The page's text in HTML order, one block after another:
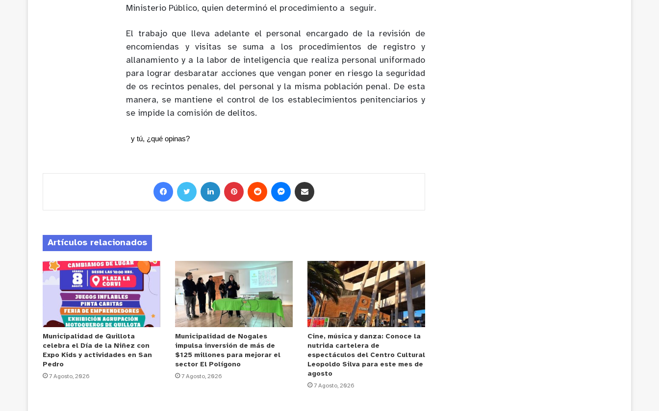
Ministerio Público, quien determinó el procedimiento a seguir.
El trabajo que lleva adelante el personal encargado de la revisión de
encomiendas y visitas se suma a los procedimientos de registro y
allanamiento y a la labor de inteligencia que realiza personal uniformado
para lograr desbaratar acciones que vengan poner en riesgo la seguridad
de os recintos penales, del personal y la misma población penal. De esta
manera, se mantiene el control de los establecimientos penitenciarios y
se impide la comisión de delitos.
y tú, ¿qué opinas?
Artículos relacionados
Municipalidad de Quillota
celebra el Día de la Niñez con
Expo Kids y actividades en San
Pedro
7 Agosto, 2026
Municipalidad de Nogales
impulsa inversión de más de
$125 millones para mejorar el
sector El Polígono
7 Agosto, 2026
Cine, música y danza: Conoce la
nutrida cartelera de
espectáculos del Centro Cultural
Leopoldo Silva para este mes de
agosto
7 Agosto, 2026